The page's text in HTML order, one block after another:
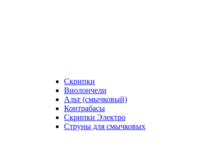
Скрипки
Виолончели
Альт (смычковый)
Контрабасы
Скрипки Электро
Струны для смычковых